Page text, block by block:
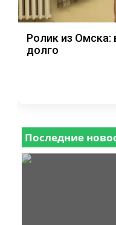
Ролик из Омска:
долго